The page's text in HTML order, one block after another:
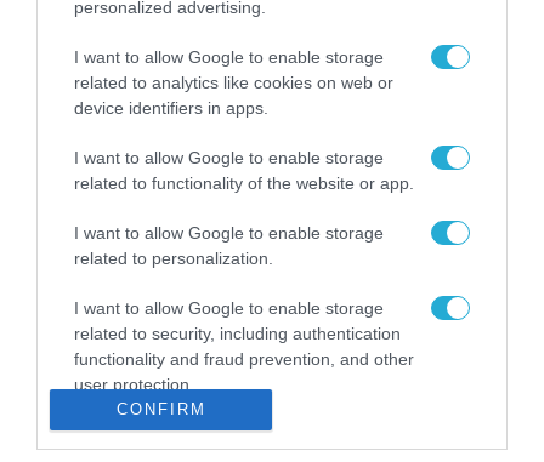
personalized advertising.
I want to allow Google to enable storage
related to analytics like cookies on web or
device identifiers in apps.
I want to allow Google to enable storage
related to functionality of the website or app.
I want to allow Google to enable storage
related to personalization.
I want to allow Google to enable storage
related to security, including authentication
functionality and fraud prevention, and other
user protection.
CONFIRM
ΡΟΗ ΕΙΔΗΣΕΩΝ
Το χρηματοδοτούμενο
από την ΕΕ έργο “The
ενισχύει την ασφάλεια
των παιδιών στο
ΑΑΔΕ: Διευκρινίσεις
για τα πρόστιμα σε
αφορούν τους ΦΗΜ
31.07.2026
Σ. Καλαφάτης: «Η
Τεχνητή Νοημοσύνη
δεν είναι απλώς μια
νέα τεχνολογία, είναι
31.07.2026